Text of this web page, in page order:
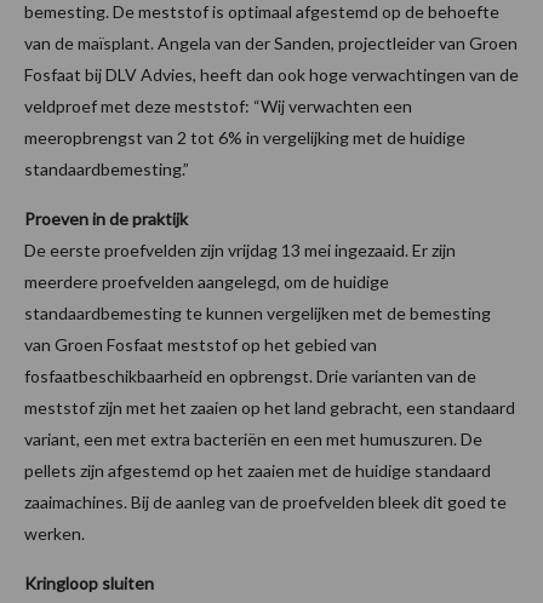
bemesting. De meststof is optimaal afgestemd op de behoefte
van de maïsplant. Angela van der Sanden, projectleider van Groen
Fosfaat bij DLV Advies, heeft dan ook hoge verwachtingen van de
veldproef met deze meststof: “Wij verwachten een
meeropbrengst van 2 tot 6% in vergelijking met de huidige
standaardbemesting.”
Proeven in de praktijk
De eerste proefvelden zijn vrijdag 13 mei ingezaaid. Er zijn
meerdere proefvelden aangelegd, om de huidige
standaardbemesting te kunnen vergelijken met de bemesting
van Groen Fosfaat meststof op het gebied van
fosfaatbeschikbaarheid en opbrengst. Drie varianten van de
meststof zijn met het zaaien op het land gebracht, een standaard
variant, een met extra bacteriën en een met humuszuren. De
pellets zijn afgestemd op het zaaien met de huidige standaard
zaaimachines. Bij de aanleg van de proefvelden bleek dit goed te
werken.
Kringloop sluiten